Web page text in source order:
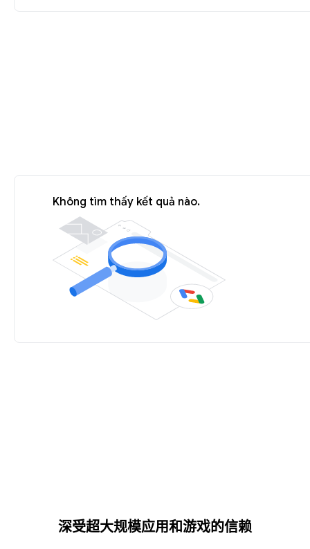
Không tìm thấy kết quả nào.
深受超大规模应用和游戏的信赖